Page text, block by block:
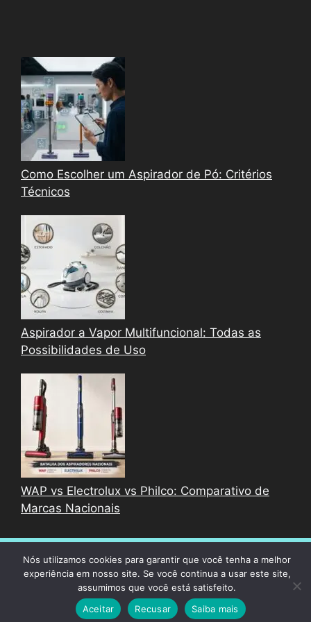
Como Escolher um Aspirador de Pó: Critérios
Técnicos
Aspirador a Vapor Multifuncional: Todas as
Possibilidades de Uso
WAP vs Electrolux vs Philco: Comparativo de
Marcas Nacionais
© 2026 Melhores Aspiradores • Built with
GeneratePress
Nós utilizamos cookies para garantir que você tenha a melhor
experiência em nosso site. Se você continua a usar este site,
assumimos que você está satisfeito.
Aceitar
Recusar Saiba mais